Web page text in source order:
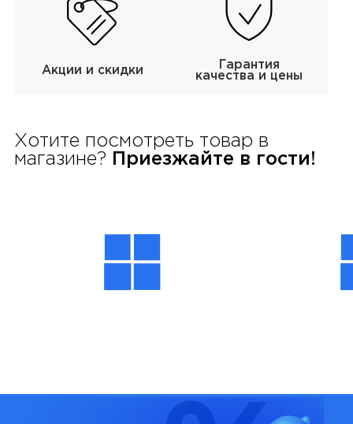
Акции и скидки
Гарантия
качества и цены
Хотите посмотреть товар в
магазине? Приезжайте в гости!